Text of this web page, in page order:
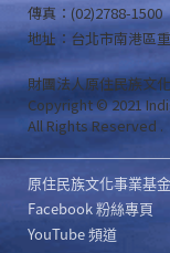
傳真：(02)2788-1500
地址：台北市南港區
財團法人原住民族文
Copyright © 2021
All Rights Reserved .
原住民族文化事業基
Facebook 粉絲專頁
YouTube 頻道